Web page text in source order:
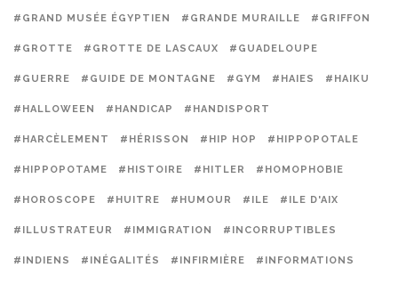
#GRAND MUSÉE ÉGYPTIEN #GRANDE MURAILLE #GRIFFON
#GROTTE #GROTTE DE LASCAUX #GUADELOUPE
#GUERRE #GUIDE DE MONTAGNE #GYM #HAIES #HAIKU
#HALLOWEEN #HANDICAP #HANDISPORT
#HARCÈLEMENT #HÉRISSON #HIP HOP #HIPPOPOTALE
#HIPPOPOTAME #HISTOIRE #HITLER #HOMOPHOBIE
#HOROSCOPE #HUITRE #HUMOUR #ILE #ILE D'AIX
#ILLUSTRATEUR #IMMIGRATION #INCORRUPTIBLES
#INDIENS #INÉGALITÉS #INFIRMIÈRE #INFORMATIONS